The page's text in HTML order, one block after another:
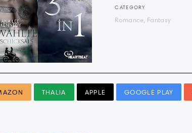
CATEGORY
Romance, Fantasy
THALIA APPLE GOOGLE PLAY